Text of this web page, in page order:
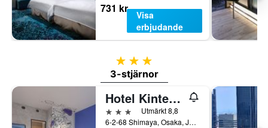
731 kr
Visa
erbjudande
3 stjärnor
3-stjärnor
Hotel Kintetsu Universal City
3 stjärnorUtmärkt 8,8
6-2-68 Shimaya, Osaka, Japan